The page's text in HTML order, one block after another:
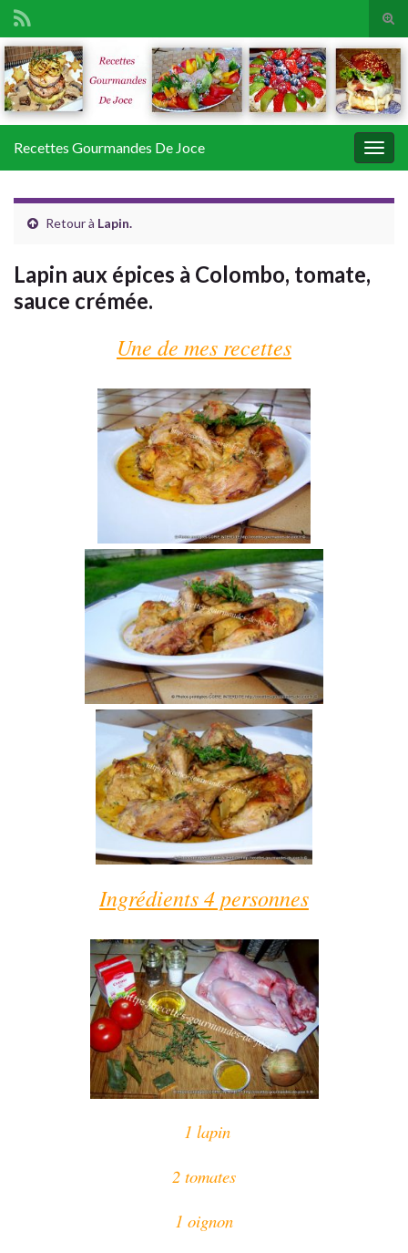
Search for:
Recettes Gourmandes De Joce
Retour à Lapin.
Lapin aux épices à Colombo, tomate,
sauce crémée.
Une de mes recettes
Ingrédients 4 personnes
1 lapin
2 tomates
1 oignon